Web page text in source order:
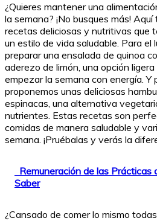
¿Quieres mantener una
la semana? ¡No busques más!
recetas deliciosas y nutritivas que
un estilo de vida saludable. Para el
preparar una ensalada de quinoa
aderezo de limón, una opción
empezar la semana con energía. Y
proponemos unas deliciosas
espinacas, una alternativa
nutrientes. Estas recetas son
comidas de manera saludable y
semana. ¡Pruébalas y verás la
Remuneración de las Prácticas
Saber
¿Cansado de comer lo mismo